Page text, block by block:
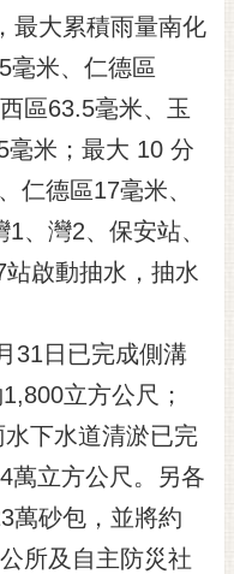
最大累積雨量南化
毫米、仁德區
區63.5毫米、玉
毫米；最大 10 分
仁德區17毫米、
、灣2、保安站、
啟動抽水，抽水
31日已完成側溝
立方公尺；
下水道清淤已完
萬立方公尺。另各
萬砂包，並將約
所及自主防災社